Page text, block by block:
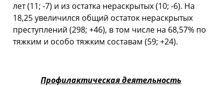
лет (11; -7) и из остатка нераскрытых (10; -6). На
18,25 увеличился общий остаток нераскрытых
преступлений (298; +46), в том числе на 68,57% по
тяжким и особо тяжким составам (59; +24).
Профилактическая деятельность